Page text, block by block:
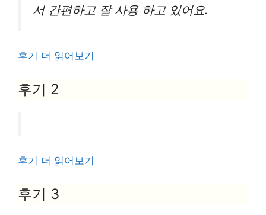
서 간편하고 잘 사용 하고 있어요.
후기 더 읽어보기
후기 2
후기 더 읽어보기
후기 3